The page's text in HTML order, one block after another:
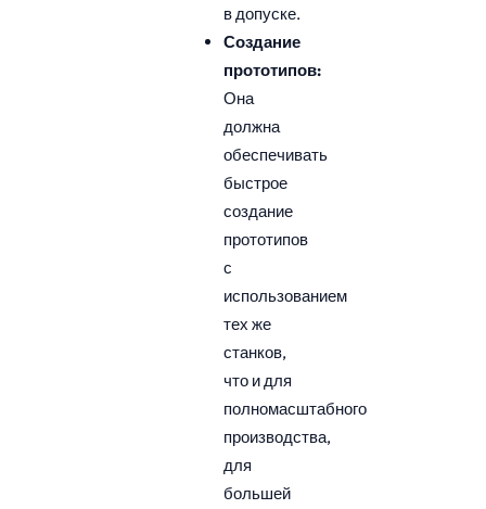
в допуске.
Создание
прототипов:
Она
должна
обеспечивать
быстрое
создание
прототипов
с
использованием
тех же
станков,
что и для
полномасштабного
производства,
для
большей